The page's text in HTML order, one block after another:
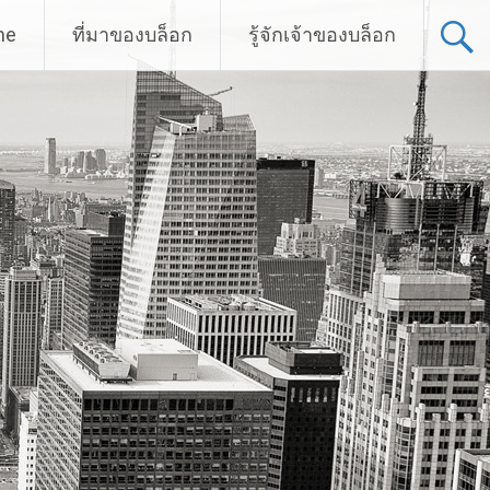
ที่มาของบล็อก รู้จักเจ้าของบล็อก